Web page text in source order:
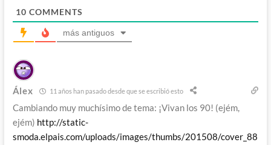
10 COMMENTS
más antiguos
Álex 11 años han pasado desde que se escribió esto
Cambiando muy muchísimo de tema: ¡Vivan los 90! (ejém,
ejém) http://static-
smoda.elpais.com/uploads/images/thumbs/201508/cover_88